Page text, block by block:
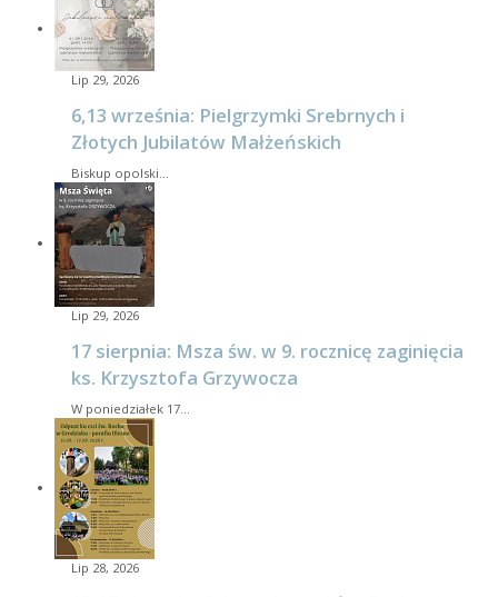
Lip 29, 2026
6,13 września: Pielgrzymki Srebrnych i
Złotych Jubilatów Małżeńskich
Biskup opolski…
Lip 29, 2026
17 sierpnia: Msza św. w 9. rocznicę zaginięcia
ks. Krzysztofa Grzywocza
W poniedziałek 17…
Lip 28, 2026